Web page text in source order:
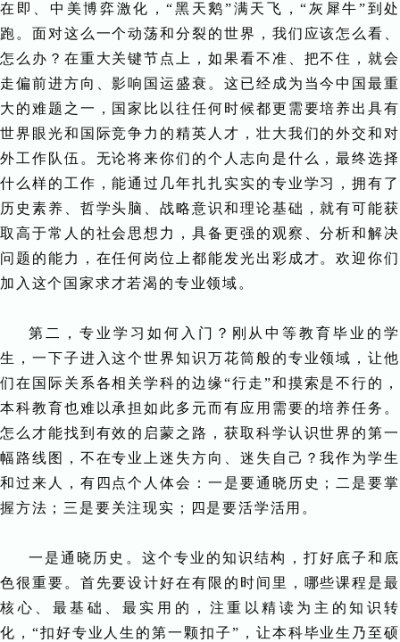
在即、中美博弈激化，“黑天鹅”满天飞，“灰犀牛”到处
跑。面对这么一个动荡和分裂的世界，我们应该怎么看、
怎么办？在重大关键节点上，如果看不准、把不住，就会
走偏前进方向、影响国运盛衰。这已经成为当今中国最重
大的难题之一，国家比以往任何时候都更需要培养出具有
世界眼光和国际竞争力的精英人才，壮大我们的外交和对
外工作队伍。无论将来你们的个人志向是什么，最终选择
什么样的工作，能通过几年扎扎实实的专业学习，拥有了
历史素养、哲学头脑、战略意识和理论基础，就有可能获
取高于常人的社会思想力，具备更强的观察、分析和解决
问题的能力，在任何岗位上都能发光出彩成才。欢迎你们
加入这个国家求才若渴的专业领域。
第二，专业学习如何入门？刚从中等教育毕业的学
生，一下子进入这个世界知识万花筒般的专业领域，让他
们在国际关系各相关学科的边缘“行走”和摸索是不行的，
本科教育也难以承担如此多元而有应用需要的培养任务。
怎么才能找到有效的启蒙之路，获取科学认识世界的第一
幅路线图，不在专业上迷失方向、迷失自己？我作为学生
和过来人，有四点个人体会：一是要通晓历史；二是要掌
握方法；三是要关注现实；四是要活学活用。
一是通晓历史。这个专业的知识结构，打好底子和底
色很重要。首先要设计好在有限的时间里，哪些课程是最
核心、最基础、最实用的，注重以精读为主的知识转
化，“扣好专业人生的第一颗扣子”，让本科毕业生乃至硕